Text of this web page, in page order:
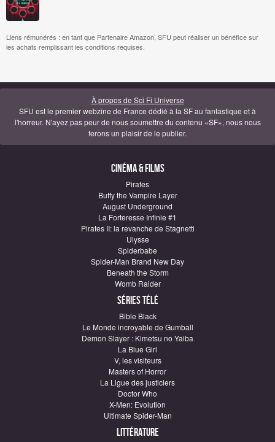
Liens rémunérés : en tant que Partenaire Amazon, SFU peut réaliser un bénéfice sur
les achats remplissant les conditions requises.
À propos de Sci Fi Universe
SFU est le premier webzine de France dédié à la SF au fantastique et à
l'horreur. N'ayez pas peur de nous soumettre du contenu «SF», nous nous
ferons un plaisir de le publier.
Cinéma & Films
Pirates
Buffy the Vampire Layer
August Underground
La Forteresse Infinie #1
Pirates II: la revanche de Stagnetti
Ulysse
Spiderbabe
Spider-Man Brand New Day
Beneath the Storm
Womb Raider
Séries télé
Bible Black
Le Monde incroyable de Gumball
Demon Slayer : Kimetsu no Yaiba
La Blue Girl
V, les visiteurs
Masters of Horror
La Ligue des justiciers
Doctor Who
X-Men: Evolution
Ultimate Spider-Man
Littérature